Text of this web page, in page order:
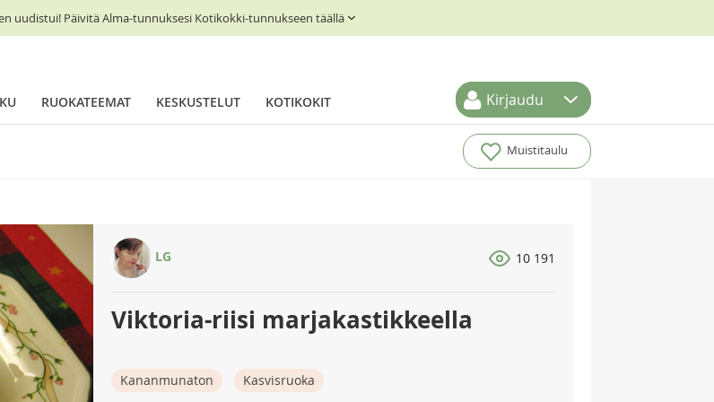
uudistui! Päivitä Alma-tunnuksesi Kotikokki-tunnukseen täällä
RUOKATEEMAT KESKUSTELUT KOTIKOKIT Kirjaudu
Muistitaulu
LG 10 191
Viktoria-riisi marjakastikkeella
Kananmunaton Kasvisruoka